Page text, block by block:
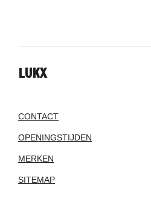
LUKX
CONTACT
OPENINGSTIJDEN
MERKEN
SITEMAP